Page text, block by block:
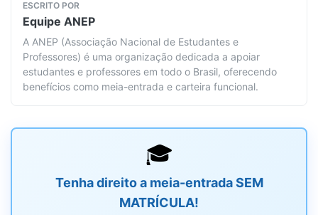
ESCRITO POR
Equipe ANEP
A ANEP (Associação Nacional de Estudantes e
Professores) é uma organização dedicada a apoiar
estudantes e professores em todo o Brasil, oferecendo
benefícios como meia-entrada e carteira funcional.
🎓
Tenha direito a meia-entrada SEM
MATRÍCULA!